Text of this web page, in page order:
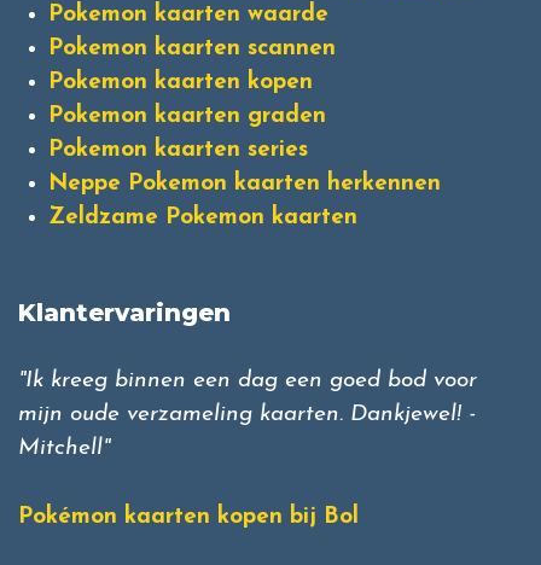
Pokemon kaarten waarde
Pokemon kaarten scannen
Pokemon kaarten kopen
Pokemon kaarten graden
Pokemon kaarten series
Neppe Pokemon kaarten herkennen
Zeldzame Pokemon kaarten
Klantervaringen
"Ik kreeg binnen een dag een goed bod voor
mijn oude verzameling kaarten. Dankjewel! -
Mitchell"
Pokémon kaarten kopen bij Bol